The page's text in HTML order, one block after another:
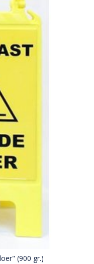
(900 gr.)